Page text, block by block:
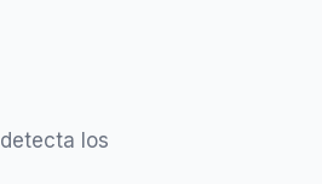
detecta los